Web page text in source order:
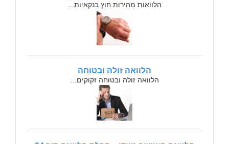
הלוואות מהירות חוץ בנקאיות...
הלוואה זולה ובטוחה
הלוואה זולה ובטוחה זקוקים...